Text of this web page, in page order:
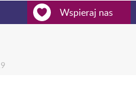
Wspieraj nas